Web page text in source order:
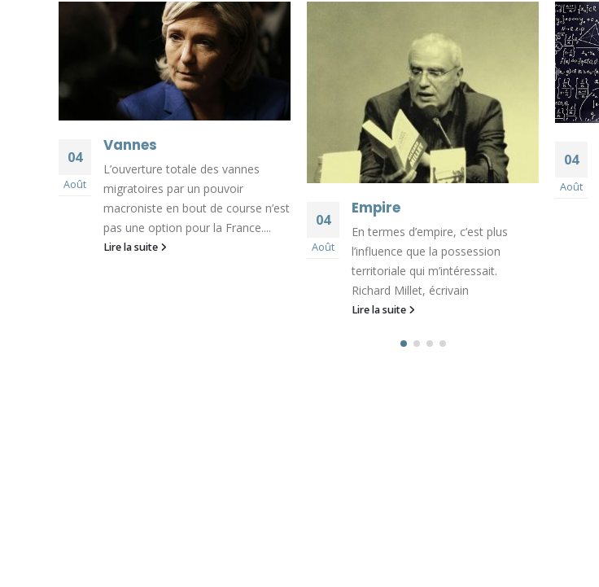
04
Août
Vannes
L’ouverture totale des vannes
migratoires par un pouvoir
macroniste en bout de course n’est
pas une option pour la France....
Lire la suite
04
Août
Empire
En termes d’empire, c’est plus
l’influence que la possession
territoriale qui m’intéressait.
Richard Millet, écrivain
Lire la suite
04
Août